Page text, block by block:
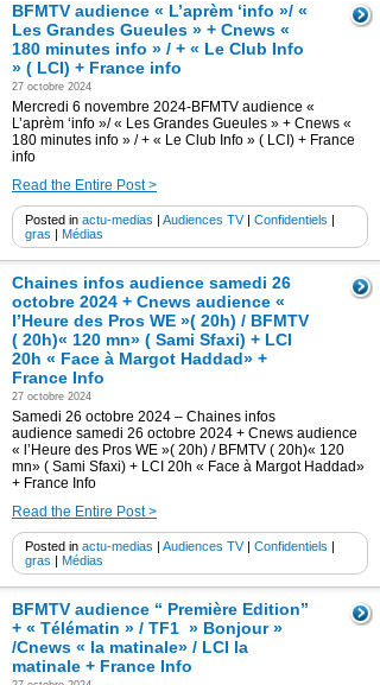
BFMTV audience « L’aprèm ‘info »/ «
Les Grandes Gueules » + Cnews «
180 minutes info » / + « Le Club Info
» ( LCI) + France info
27 octobre 2024
Mercredi 6 novembre 2024-BFMTV audience «
L’aprèm ‘info »/ « Les Grandes Gueules » + Cnews «
180 minutes info » / + « Le Club Info » ( LCI) + France
info
Read the Entire Post >
Posted in actu-medias | Audiences TV| Confidentiels |
gras | Médias
Chaines infos audience samedi 26
octobre 2024 + Cnews audience «
l’Heure des Pros WE »( 20h) / BFMTV
( 20h)« 120 mn» ( Sami Sfaxi) + LCI
20h « Face à Margot Haddad» +
France Info
27 octobre 2024
Samedi 26 octobre 2024 – Chaines infos
audience samedi 26 octobre 2024 + Cnews audience
« l’Heure des Pros WE »( 20h) / BFMTV ( 20h)« 120
mn» ( Sami Sfaxi) + LCI 20h « Face à Margot Haddad»
+ France Info
Read the Entire Post >
Posted in actu-medias | Audiences TV| Confidentiels |
gras | Médias
BFMTV audience “ Première Edition”
+ « Télématin » / TF1 » Bonjour »
/Cnews « la matinale» / LCI la
matinale + France Info